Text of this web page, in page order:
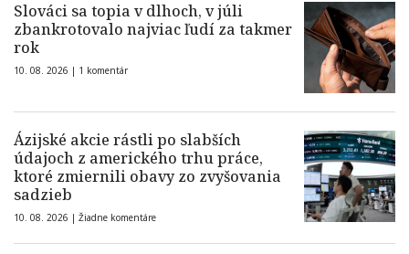
Slováci sa topia v dlhoch, v júli
zbankrotovalo najviac ľudí za takmer
rok
10. 08. 2026 | 1 komentár
Ázijské akcie rástli po slabších
údajoch z amerického trhu práce,
ktoré zmiernili obavy zo zvyšovania
sadzieb
10. 08. 2026 | Žiadne komentáre